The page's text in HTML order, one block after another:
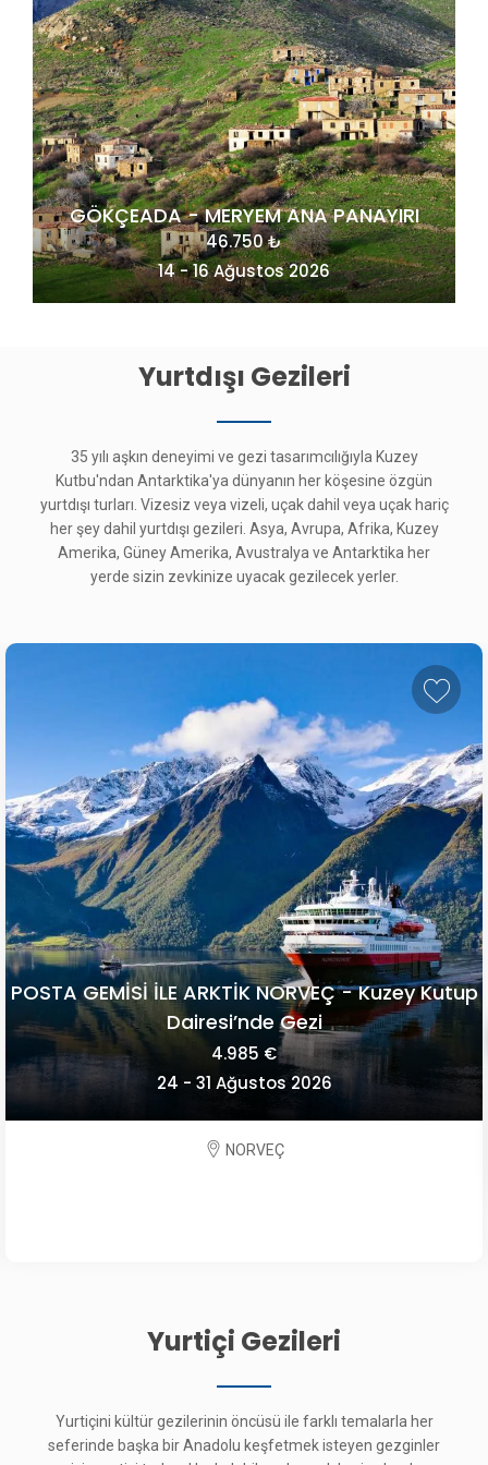
MAÇAHEL VE KUZEY DOĞU KARADENİZ
49.275 ₺
20 - 23 Ağustos 2026
Yurtdışı Gezileri
35 yılı aşkın deneyimi ve gezi tasarımcılığıyla Kuzey
Kutbu'ndan Antarktika'ya dünyanın her köşesine özgün
yurtdışı turları. Vizesiz veya vizeli, uçak dahil veya uçak hariç
her şey dahil yurtdışı gezileri. Asya, Avrupa, Afrika, Kuzey
Amerika, Güney Amerika, Avustralya ve Antarktika her
yerde sizin zevkinize uyacak gezilecek yerler.
POSTA GEMİSİ İLE ARKTİK NORVEÇ - Kuzey Kutup
Dairesi’nde Gezi
4.985 €
24 - 31 Ağustos 2026
NORVEÇ
Yurtiçi Gezileri
Yurtiçini kültür gezilerinin öncüsü ile farklı temalarla her
seferinde başka bir Anadolu keşfetmek isteyen gezginler